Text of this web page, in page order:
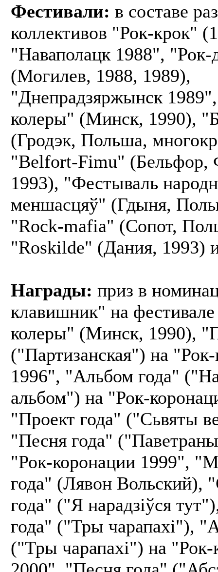
Фестивали: в составе
коллективов "Рок-крок"
"Наваполацк 1988", "Рок-
(Могилев, 1988, 1989),
"Днепрадзяржынск
колеры" (Минск, 1990),
(Гродэк, Польша,
"Belfort-Fimu" (Бельфор,
1993), "Фестываль
меншасцяў" (Гдыня,
"Rock-mafia" (Сопот,
"Roskilde" (Дания, 1993)
Награды: приз в
клавишник" на
колеры" (Минск, 1990),
("Партизанская") на
1996", "Альбом года"
альбом") на "Рок-
"Проект года" ("Сьвяты
"Песня года"
"Рок-коронации 1999",
года" (Лявон Вольский),
года" ("Я нарадзіўся
года" ("Тры чарапахі"),
("Тры чарапахі") на "Рок-